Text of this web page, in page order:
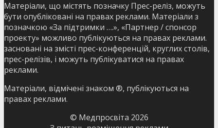
Матеріали, що містять позначку Прес-реліз, можуть
бути опубліковані на правах реклами. Матеріали з
позначкою «За підтримки ….», «Партнер / спонсор
проекту» можливо публікуються на правах реклами.
засновані на змісті прес-конференцій, круглих столів,
прес-релізів, і можуть публікуватися на правах
реклами.
Матеріали, відмічені знаком ®, публікуються на
правах реклами.
© Медпросвіта 2026